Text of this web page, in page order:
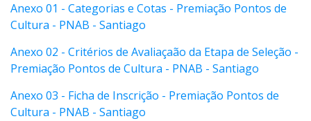
Anexo 01 - Categorias e Cotas - Premiação Pontos de
Cultura - PNAB - Santiago
Anexo 02 - Critérios de Avaliaçaão da Etapa de Seleção -
Premiação Pontos de Cultura - PNAB - Santiago
Anexo 03 - Ficha de Inscrição - Premiação Pontos de
Cultura - PNAB - Santiago